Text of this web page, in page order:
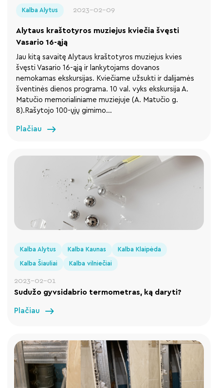
Kalba Alytus 2023-02-09
Alytaus kraštotyros muziejus kviečia švęsti
Vasario 16-ąją
Jau kitą savaitę Alytaus kraštotyros muziejus kvies
švęsti Vasario 16-ąją ir lankytojams dovanos
nemokamas ekskursijas. Kviečiame užsukti ir dalijamės
šventinės dienos programa. 10 val. vyks ekskursija A.
Matučio memorialiniame muziejuje (A. Matučio g.
8).Rašytojo 100-ųjų gimimo…
Plačiau
Kalba Alytus Kalba Kaunas Kalba Klaipėda
Kalba Šiauliai Kalba vilniečiai
2023-02-01
Sudužo gyvsidabrio termometras, ką daryti?
Plačiau